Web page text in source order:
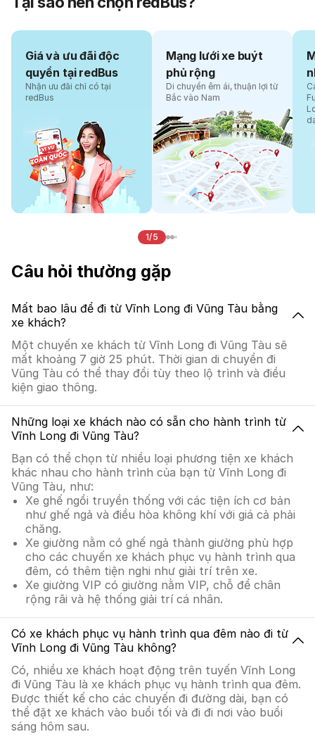
Giá và ưu đãi độc
quyền tại redBus
Nhận ưu đãi chỉ có tại
redBus
Mạng lưới xe buýt
phủ rộng
Di chuyển êm ái, thuận lợi từ
Bắc vào Nam
1/5
Câu hỏi thường gặp
Mất bao lâu để đi từ Vĩnh Long đi Vũng Tàu bằng
xe khách?
Một chuyến xe khách từ Vĩnh Long đi Vũng Tàu sẽ
mất khoảng 7 giờ 25 phút. Thời gian di chuyển đi
Vũng Tàu có thể thay đổi tùy theo lộ trình và điều
kiện giao thông.
Những loại xe khách nào có sẵn cho hành trình từ
Vĩnh Long đi Vũng Tàu?
Bạn có thể chọn từ nhiều loại phương tiện xe khách
khác nhau cho hành trình của bạn từ Vĩnh Long đi
Vũng Tàu, như:
Xe ghế ngồi truyền thống với các tiện ích cơ bản
như ghế ngả và điều hòa không khí với giá cả phải
chăng.
Xe giường nằm có ghế ngả thành giường phù hợp
cho các chuyến xe khách phục vụ hành trình qua
đêm, có thêm tiện nghi như giải trí trên xe.
Xe giường VIP có giường nằm VIP, chỗ để chân
rộng rãi và hệ thống giải trí cá nhân.
Có xe khách phục vụ hành trình qua đêm nào đi từ
Vĩnh Long đi Vũng Tàu không?
Có, nhiều xe khách hoạt động trên tuyến Vĩnh Long
đi Vũng Tàu là xe khách phục vụ hành trình qua đêm.
Được thiết kế cho các chuyến đi đường dài, bạn có
thể đặt xe khách vào buổi tối và đi đi nơi vào buổi
sáng hôm sau.